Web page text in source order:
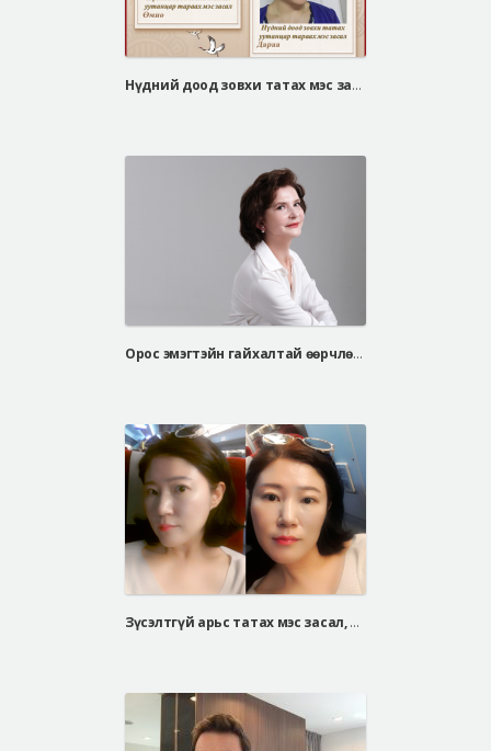
Нүдний доод зовхи татах мэс засал, уутанцар арилгах мэс засал
Орос эмэгтэйн гайхалтай өөрчлөлт
Зүсэлтгүй арьс татах мэс засал, Дээд зовхи татах мэс засал